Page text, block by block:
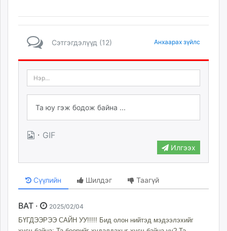
Сэтгэгдэлүүд (12) Анхаарах зүйлс
· GIF
Илгээх
Сүүлийн Шилдэг Таагүй
BAT ·
2025/02/04
БҮГДЭЭРЭЭ САЙН УУ!!!!! Бид олон нийтэд мэдээлэхийг